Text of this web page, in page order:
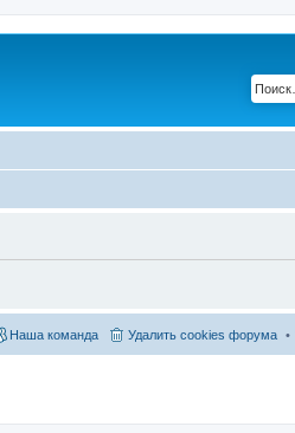
Удалить cookies форума
Наша команда